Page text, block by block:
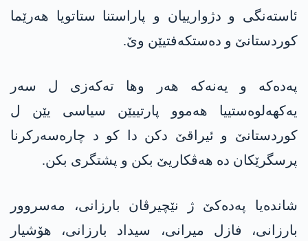
ئاستەنگی و دژوارییان و پاراستنا ستاتویا هەرێما
کوردستانێ و دەستکەفتیێن وێ.
په‌ده‌كه‌ و یه‌نه‌كه‌ هەر وها تەکەزی ل سەر
یه‌كهه‌لوه‌ستییا هەموو پارتییێن سیاسی یێن ل
کوردستانێ و ئیراقێ دکن دا کو د چارەسەرکرنا
پرسگرێکان دە هەڤکاریێ بکن و پشتگری بکن.
شاندەیا په‌ده‌كێ ژ نێچیرڤان بارزانی، مەسروور
بارزانی، فازل میرانی، سیداد بارزانی، هۆشیار